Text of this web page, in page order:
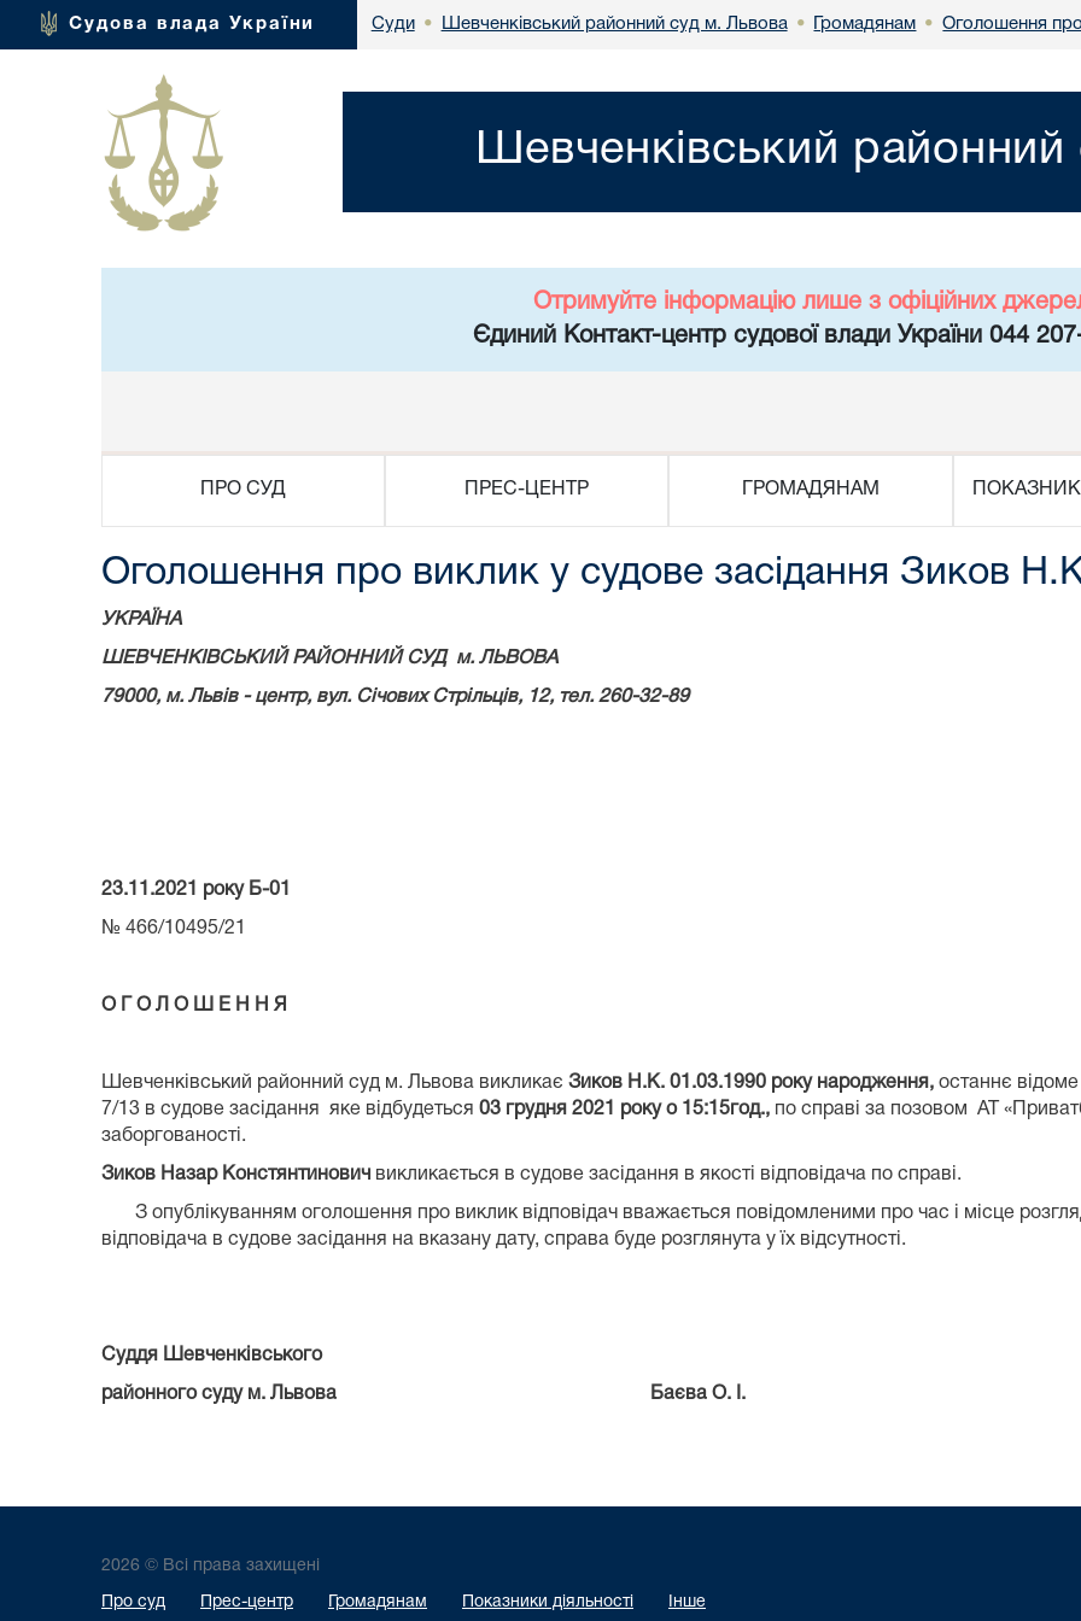
Судова влада України Суди • Шевченківський районний суд м. Львова • Громадянам • Оголошення
Шевченківський
Отримуйте інформацію лише з офіційних
Єдиний Контакт-центр судової влади України 044
ПРО СУД ПРЕС-ЦЕНТР ГРОМАДЯНАМ
Оголошення про виклик у судове засідання Зиков
УКРАЇНА
ШЕВЧЕНКІВСЬКИЙ РАЙОННИЙ СУД м. ЛЬВОВА
79000, м. Львів - центр, вул. Січових Стрільців, 12, тел. 260-32-89
23.11.2021 року Б-01
№ 466/10495/21
О Г О Л О Ш Е Н Н Я
Шевченківський районний суд м. Львова викликає Зиков Н.К. 01.03.1990 року народження, останнє
7/13 в судове засідання яке відбудеться 03 грудня 2021 року о 15:15год., по справі за позовом АТ
заборгованості.
Зиков Назар Констянтинович викликається в судове засідання в якості відповідача по справі.
З опублікуванням оголошення про виклик відповідач вважається повідомленими про час і місце
відповідача в судове засідання на вказану дату, справа буде розглянута у їх відсутності.
Суддя Шевченківського
районного суду м. Львова Баєва О. І.
2026 © Всі права захищені
Про суд Прес-центр Громадянам Показники діяльності Інше